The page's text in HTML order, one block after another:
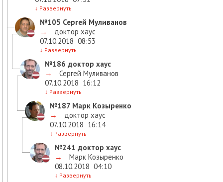
↓ Развернуть
№105 Сергей Муливанов
→
доктор хаус
07.10.2018 08:53
↓ Развернуть
№186 доктор хаус
→
Сергей Муливанов
07.10.2018 16:12
↓ Развернуть
№187 Марк Козыренко
→
доктор хаус
07.10.2018 16:14
↓ Развернуть
№241 доктор хаус
→
Марк Козыренко
08.10.2018 04:10
↓ Развернуть